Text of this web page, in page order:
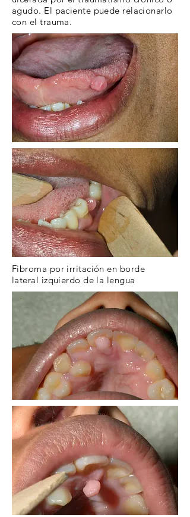
agudo. El paciente puede relacionarlo
con el trauma.
Fibroma por irritación en borde
lateral izquierdo de la lengua